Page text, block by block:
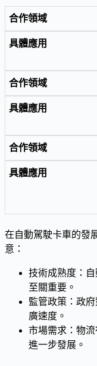
在自動駕駛卡車的發
意：
技術成熟度：
至關重要。
監管政策：政
廣速度。
市場需求：物
進一步發展。